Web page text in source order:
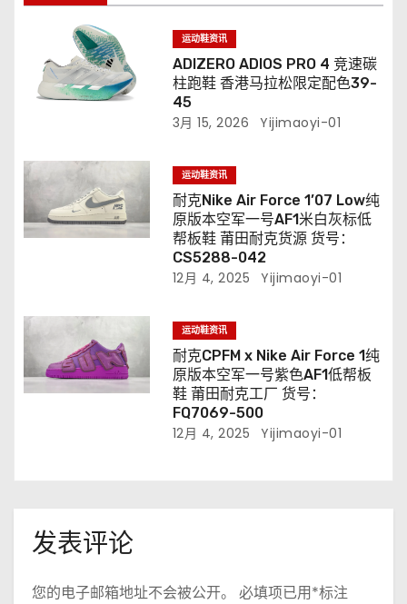
运动鞋资讯
ADIZERO ADIOS PRO 4 竞速碳
柱跑鞋 香港马拉松限定配色39-
45
3月 15, 2026 Yijimaoyi-01
运动鞋资讯
耐克Nike Air Force 1’07 Low纯
原版本空军一号AF1米白灰标低
帮板鞋 莆田耐克货源 货号：
CS5288-042
12月 4, 2025 Yijimaoyi-01
运动鞋资讯
耐克CPFM x Nike Air Force 1纯
原版本空军一号紫色AF1低帮板
鞋 莆田耐克工厂 货号：
FQ7069-500
12月 4, 2025 Yijimaoyi-01
发表评论
您的电子邮箱地址不会被公开。 必填项已用*标注